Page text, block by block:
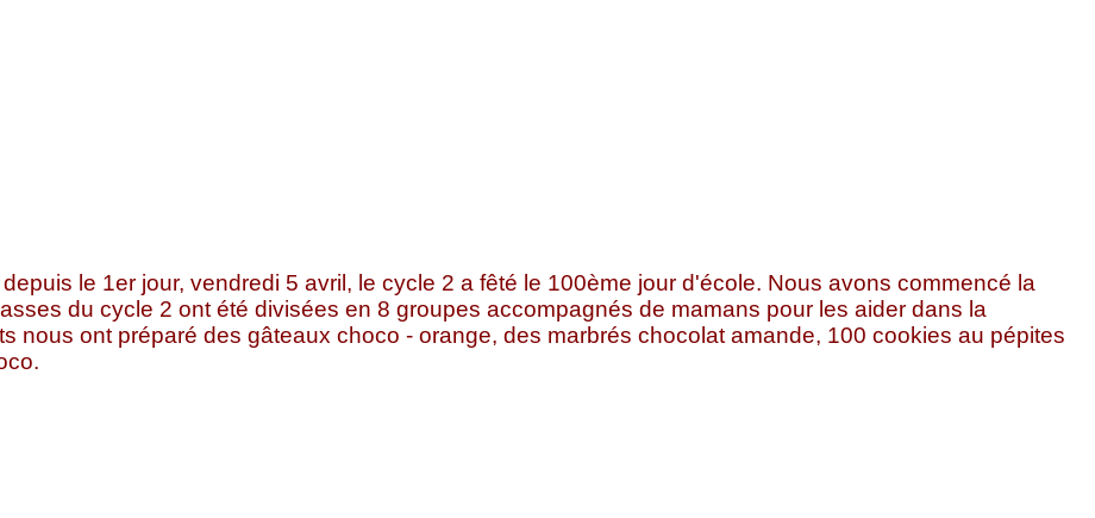
le 1er jour, vendredi 5 avril, le cycle 2 a fêté le 100ème jour d'école. Nous avons commencé la
du cycle 2 ont été divisées en 8 groupes accompagnés de mamans pour les aider dans la
nous ont préparé des gâteaux choco - orange, des marbrés chocolat amande, 100 cookies au pépites